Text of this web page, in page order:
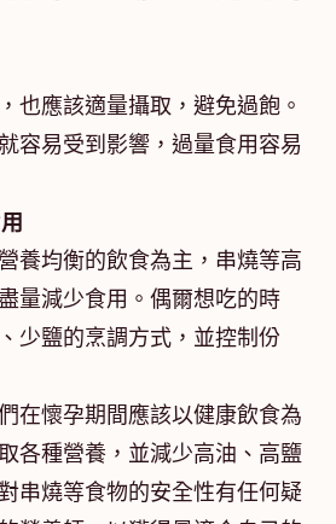
也應該適量攝取，避免過飽。
容易受到影響，過量食用容易
養均衡的飲食為主，串燒等高
量減少食用。偶爾想吃的時
少鹽的烹調方式，並控制份
在懷孕期間應該以健康飲食為
各種營養，並減少高油、高鹽
串燒等食物的安全性有任何疑